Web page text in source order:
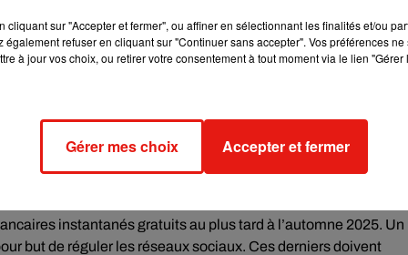
téléphone ? A partir de décembre prochain, l’UE va imposer
portables à compter d’avril 2026. Autre mesure votée
de 2035. L’Union Européenne a décidé aussi de la fin du
dosettes de sauce au restaurant, les mini-flacons de
fruits et légumes non transformés. Grâce à l’Union
instantanés gratuits au plus tard à l’automne 2025. Un
but de réguler les réseaux sociaux. Ces derniers doivent
cliquant sur "Accepter et fermer", ou affiner en sélectionnant les finalités et/ou
également refuser en cliquant sur "Continuer sans accepter". Vos préférences
à jour vos choix, ou retirer votre consentement à tout moment via le lien
Gérer mes choix Accepter et fermer